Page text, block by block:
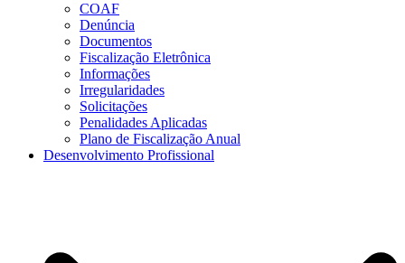
COAF
Denúncia
Documentos
Fiscalização Eletrônica
Informações
Irregularidades
Solicitações
Penalidades Aplicadas
Plano de Fiscalização Anual
Desenvolvimento Profissional